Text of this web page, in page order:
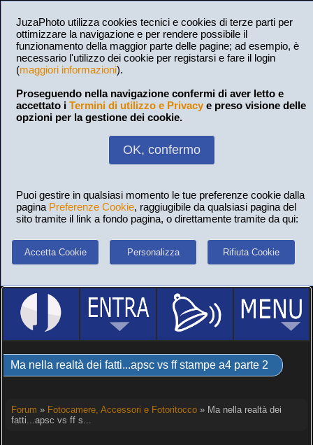
JuzaPhoto utilizza cookies tecnici e cookies di terze parti per
ottimizzare la navigazione e per rendere possibile il
funzionamento della maggior parte delle pagine; ad esempio, è
necessario l'utilizzo dei cookie per registarsi e fare il login
(maggiori informazioni).
Proseguendo nella navigazione confermi di aver letto e
accettato i Termini di utilizzo e Privacy e preso visione delle
opzioni per la gestione dei cookie.
OK, confermo
Puoi gestire in qualsiasi momento le tue preferenze cookie dalla
pagina Preferenze Cookie, raggiugibile da qualsiasi pagina del
sito tramite il link a fondo pagina, o direttamente tramite da qui:
Accetta Cookie Personalizza Rifiuta Cookie
Ma nella realtà dei fatti...apsc vs ff stampe a4 parte 2
Forum » Fotocamere, Accessori e Fotoritocco» Ma nella realtà dei
fatti...apsc vs ff s...